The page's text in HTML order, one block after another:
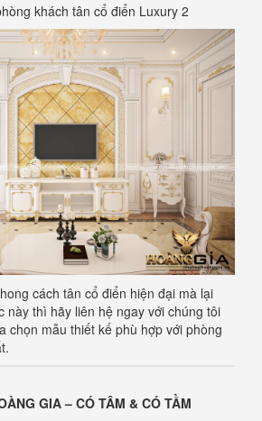
cách tân cổ điển hiện đại mà lại
này thì hãy liên hệ ngay với chúng tôi
chọn mẫu thiết kế phù hợp với phòng
GIA – CÓ TÂM & CÓ TẦM